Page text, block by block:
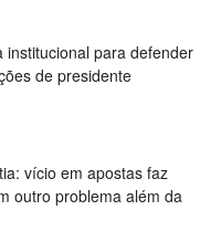
institucional para defender
de presidente
vício em apostas faz
outro problema além da